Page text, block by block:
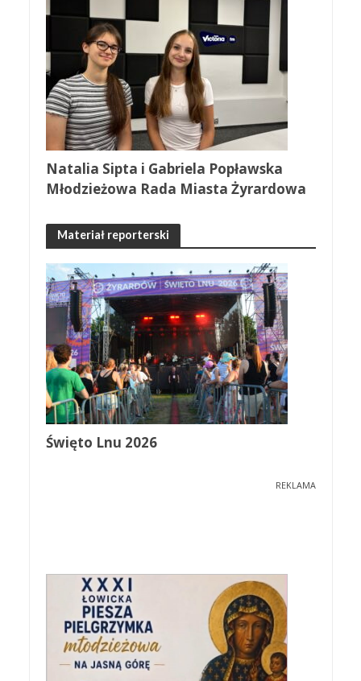
Natalia Sipta i Gabriela Popławska
Młodzieżowa Rada Miasta Żyrardowa
Materiał reporterski
Święto Lnu 2026
REKLAMA